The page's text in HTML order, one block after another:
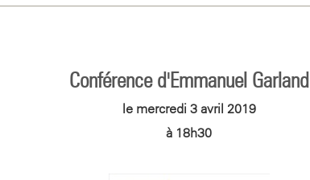
Conférence d'Emmanuel Garland
le mercredi 3 avril 2019
à 18h30